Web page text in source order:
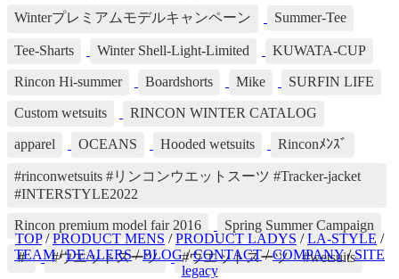
Winterプレミアムモデルキャンペーン Summer-Tee
Tee-Sharts Winter Shell-Light-Limited KUWATA-CUP
Rincon Hi-summer Boardshorts Mike SURFIN LIFE
Custom wetsuits RINCON WINTER CATALOG
apparel OCEANS Hooded wetsuits Rinconﾒﾝｽﾞ
#rinconwetsuits #リンコンウエットスーツ #Tracker-jacket
#INTERSTYLE2022
Rincon premium model fair 2016 Spring Summer Campaign
＃ #ウエットスーツ #ウエットスーツ #wetsuits
TOP/PRODUCT MENS /PRODUCT LADYS /LA-STYLE /
TEAM/DEALERS/BLOG/CONTACT/COMPANY/SITE
legacy